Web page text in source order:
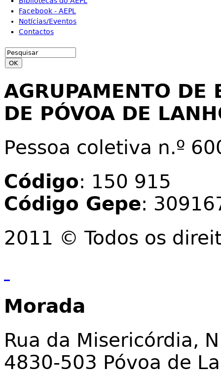
Facebook - AEPL
Notícias/Eventos
Contactos
Search form
Search
AGRUPAMENTO DE
DE PÓVOA DE
Pessoa coletiva n.º
Código: 150 915
Código Gepe:
2011 © Todos os
Morada
Rua da Misericórdia,
4830-503 Póvoa de